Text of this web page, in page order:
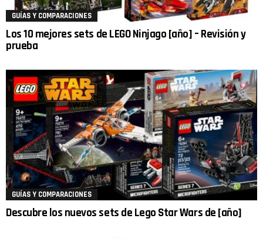
GUÍAS Y COMPARACIONES
Los 10 mejores sets de LEGO Ninjago [año] – Revisión y
prueba
GUÍAS Y COMPARACIONES
Descubre los nuevos sets de Lego Star Wars de [año]